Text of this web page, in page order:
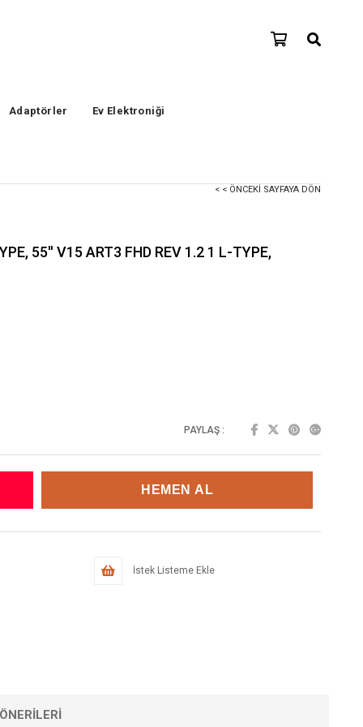
Adaptörler Ev Elektroniği
< < ÖNCEKI SAYFAYA DÖN
55'' V15 ART3 FHD REV 1.2 1 L-TYPE,
PAYLAŞ :
İstek Listeme Ekle